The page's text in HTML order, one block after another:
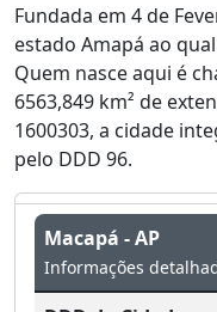
Fundada em 4 de
estado Amapá ao
Quem nasce aqui é
6563,849 km² de
1600303, a cidade
pelo DDD 96.
Macapá - AP
Informações